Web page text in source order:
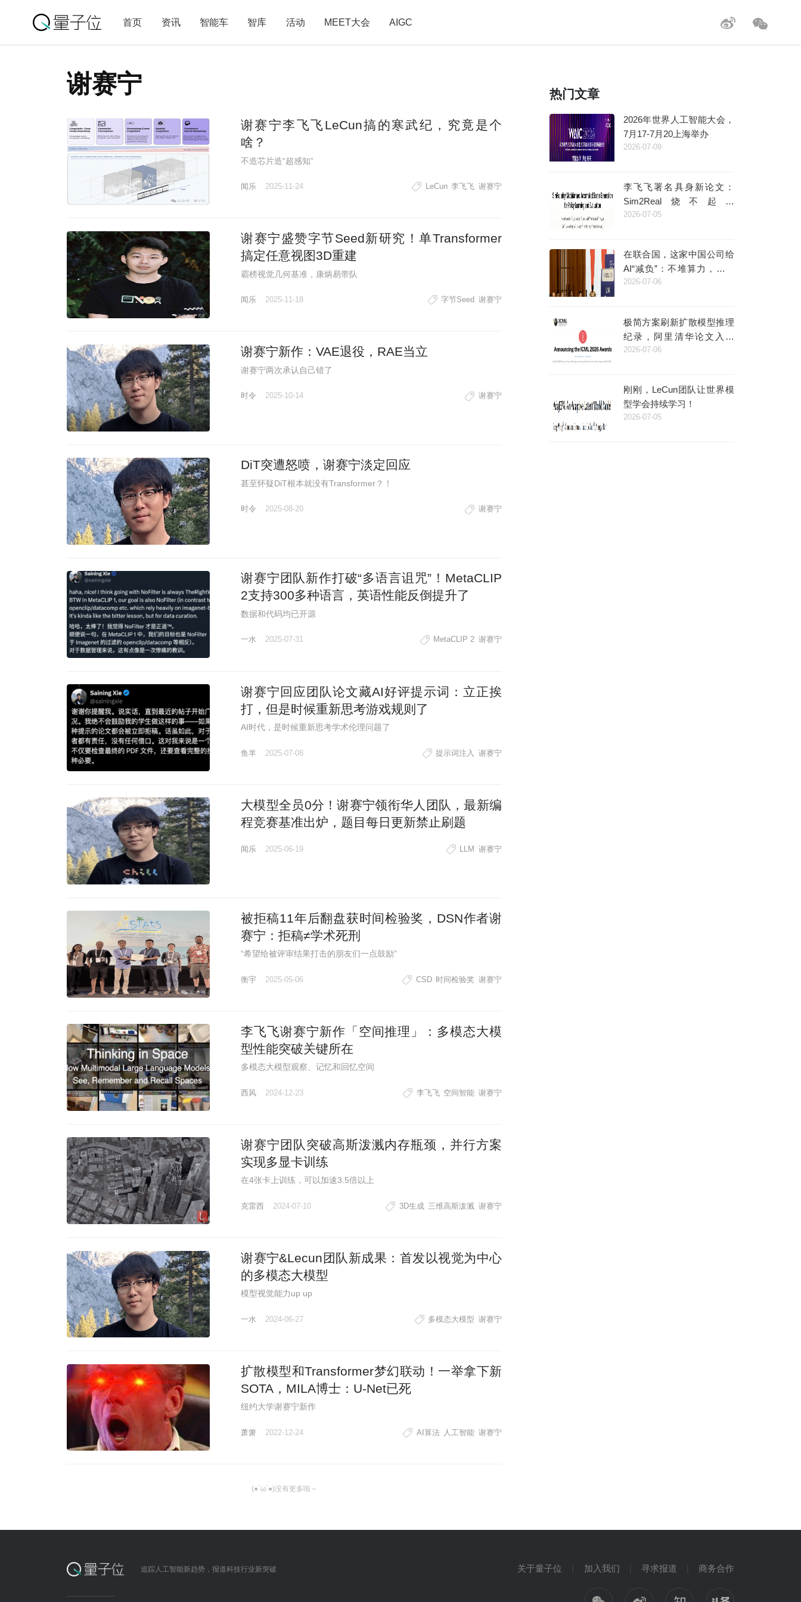
首页 资讯 智能车 智库 活动 MEET大会 AIGC
谢赛宁
谢赛宁李飞飞LeCun搞的寒武纪，究竟是个
啥？
不造芯片造“超感知”
闻乐 2025-11-24 LeCun 李飞飞 谢赛宁
谢赛宁盛赞字节Seed新研究！单Transformer
搞定任意视图3D重建
霸榜视觉几何基准，康炳易带队
闻乐 2025-11-18 字节Seed 谢赛宁
谢赛宁新作：VAE退役，RAE当立
谢赛宁两次承认自己错了
时令 2025-10-14 谢赛宁
DiT突遭怒喷，谢赛宁淡定回应
甚至怀疑DiT根本就没有Transformer？！
时令 2025-08-20 谢赛宁
谢赛宁团队新作打破“多语言诅咒”！MetaCLIP
2支持300多种语言，英语性能反倒提升了
数据和代码均已开源
一水 2025-07-31 MetaCLIP 2 谢赛宁
谢赛宁回应团队论文藏AI好评提示词：立正挨
打，但是时候重新思考游戏规则了
AI时代，是时候重新思考学术伦理问题了
鱼羊 2025-07-08 提示词注入 谢赛宁
大模型全员0分！谢赛宁领衔华人团队，最新编
程竞赛基准出炉，题目每日更新禁止刷题
闻乐 2025-06-19 LLM 谢赛宁
被拒稿11年后翻盘获时间检验奖，DSN作者谢
赛宁：拒稿≠学术死刑
“希望给被评审结果打击的朋友们一点鼓励”
衡宇 2025-05-06 CSD 时间检验奖 谢赛宁
李飞飞谢赛宁新作「空间推理」：多模态大模
型性能突破关键所在
多模态大模型观察、记忆和回忆空间
西风 2024-12-23 李飞飞 空间智能 谢赛宁
谢赛宁团队突破高斯泼溅内存瓶颈，并行方案
实现多显卡训练
在4张卡上训练，可以加速3.5倍以上
克雷西 2024-07-10 3D生成 三维高斯泼溅 谢赛宁
谢赛宁&Lecun团队新成果：首发以视觉为中心
的多模态大模型
模型视觉能力up up
一水 2024-06-27 多模态大模型 谢赛宁
扩散模型和Transformer梦幻联动！一举拿下新
SOTA，MILA博士：U-Net已死
纽约大学谢赛宁新作
萧箫 2022-12-24 AI算法 人工智能 谢赛宁
(●`ω`●)没有更多啦～
热门文章
2026年世界人工智能大会，
7月17-7月20上海举办
2026-07-09
李飞飞署名具身新论文：
Sim2Real烧不起，
Real2Sim量大管饱
2026-07-05
在联合国，这家中国公司给
AI“减负”：不堆算力，而是
给机器人装了个“类脑”
2026-07-06
极简方案刷新扩散模型推理
纪录，阿里清华论文入选
ICML杰出论文
2026-07-06
刚刚，LeCun团队让世界模
型学会持续学习！
2026-07-05
关于量子位 加入我们 寻求报道 商务合作
追踪人工智能新趋势，报道科技行业新突破